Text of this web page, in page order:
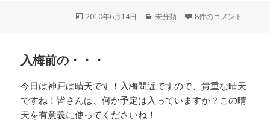
投
2010年6月14日
カ
未分類 8件のコメント
入梅前の・・・
今日は神戸は晴天です！入梅間近ですので、貴重な晴天
ですね！皆さんは、何か予定は入っていますか？この晴
天を有意義に使ってくださいね！